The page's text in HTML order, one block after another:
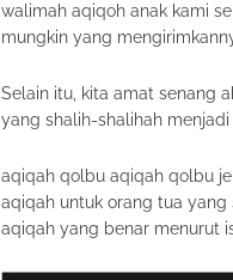
walimah aqiqoh anak kami
mungkin yang
Selain itu, kita amat senang
yang shalih-shalihah
aqiqah qolbu aqiqah qolbu
aqiqah untuk orang tua
aqiqah yang benar menurut